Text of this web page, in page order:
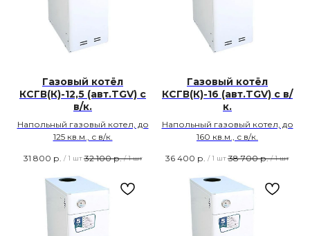
Газовый котёл
КСГВ(К)-12,5 (авт.TGV) с
в/к.
Напольный газовый котел, до
125 кв.м., с в/к.
31 800 р. / 1 шт 32 100 р. / 1 шт
Газовый котёл
КСГВ(К)-16 (авт.TGV) с в/
к.
Напольный газовый котел, до
160 кв.м., с в/к.
36 400 р. / 1 шт 38 700 р. / 1 шт